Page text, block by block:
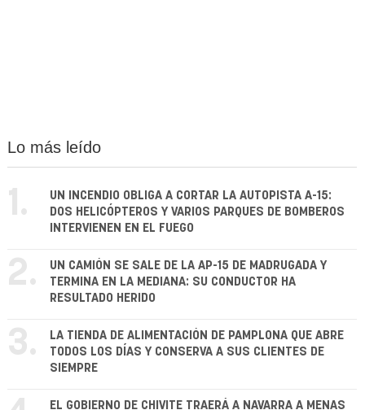
Lo más leído
1.
UN INCENDIO OBLIGA A CORTAR LA AUTOPISTA A-15:
DOS HELICÓPTEROS Y VARIOS PARQUES DE BOMBEROS
INTERVIENEN EN EL FUEGO
2.
UN CAMIÓN SE SALE DE LA AP-15 DE MADRUGADA Y
TERMINA EN LA MEDIANA: SU CONDUCTOR HA
RESULTADO HERIDO
3.
LA TIENDA DE ALIMENTACIÓN DE PAMPLONA QUE ABRE
TODOS LOS DÍAS Y CONSERVA A SUS CLIENTES DE
SIEMPRE
EL GOBIERNO DE CHIVITE TRAERÁ A NAVARRA A MENAS